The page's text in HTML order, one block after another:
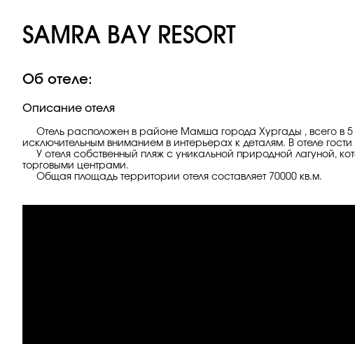
SAMRA BAY RESORT
Об отеле:
Описание отеля
Отель расположен в районе Мамша города Хургады , всего в 5
исключительным вниманием в интерьерах к деталям. В отеле
У отеля собственный пляж с уникальной природной лагуной,
торговыми центрами.
Общая площадь территории отеля составляет 70000 кв.м.